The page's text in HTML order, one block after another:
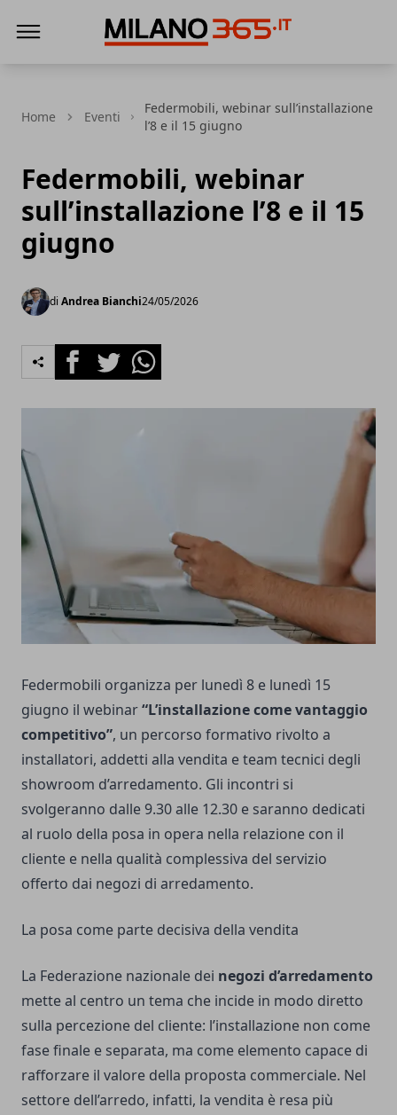
Home Eventi
Federmobili, webinar sull’installazione
l’8 e il 15 giugno
Federmobili, webinar
sull’installazione l’8 e il 15
giugno
di Andrea Bianchi24/05/2026
FacebookTwitterWhatsapp
Federmobili organizza per lunedì 8 e lunedì 15
giugno il webinar“L’installazione come vantaggio
competitivo”, un percorso formativo rivolto a
installatori, addetti alla vendita e team tecnici degli
showroom d’arredamento. Gli incontri si
svolgeranno dalle 9.30 alle 12.30 e saranno dedicati
al ruolo della posa in opera nella relazione con il
cliente e nella qualità complessiva del servizio
offerto dai negozi di arredamento.
La posa come parte decisiva della vendita
La Federazione nazionale dei negozi d’arredamento
mette al centro un tema che incide in modo diretto
sulla percezione del cliente: l’installazione non come
fase finale e separata, ma come elemento capace di
rafforzare il valore della proposta commerciale. Nel
settore dell’arredo, infatti, la vendita è resa più